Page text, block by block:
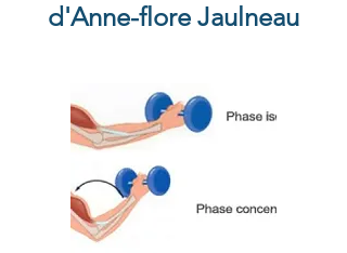
d'Anne-flore Jaulneau